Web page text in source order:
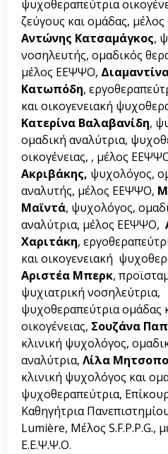
ψυχοθεραπεύτρια
ζεύγους και ομάδας,
Αντώνης Κατσαμάγκος,
νοσηλευτής, ομαδικός
μέλος ΕΕΨΨΟ,
Κατωπόδη,
και οικογενειακή
Κατερίνα Βαλαβανίδη,
ομαδική αναλύτρια,
οικογένειας, , μέλος
Ακριβάκης, ψυχολόγος,
αναλυτής, μέλος ΕΕΨΨΟ,
Μαϊντά, ψυχολόγος,
αναλύτρια, μέλος ΕΕΨΨΟ,
Χαριτάκη,
και οικογενειακή
Αριστέα Μπερκ,
ψυχιατρική νοσηλεύτρια,
ψυχοθεραπεύτρια ομάδας
οικογένειας, Σουζάνα
κλινική ψυχολόγος,
αναλύτρια, Λίλα
κλινική ψυχολόγος και
ψυχοθεραπεύτρια,
Καθηγήτρια
Lumière, Μέλος S.F.P.P.G.,
Ε.Ε.Ψ.Ψ.Ο.